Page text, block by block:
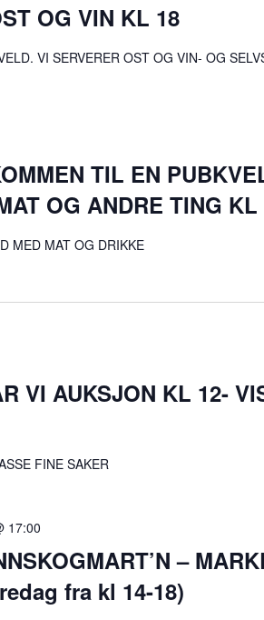
OG VIN KL 18
VI SERVERER OST OG VIN- OG
TIL EN
OG ANDRE TING KL
MED MAT OG DRIKKE
VI AUKSJON KL 12-
FINE SAKER
17:00
–
fra kl 14-18)